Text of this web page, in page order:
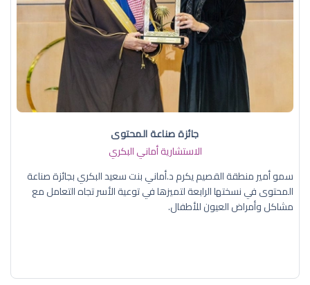
جائزة صناعة المحتوى
الاستشارية أماني البكري
سمو أمير منطقة القصيم يكرم د.أماني بنت سعيد البكري بجائزة صناعة
المحتوى في نسختها الرابعة لتميزها في توعية الأسر تجاه التعامل مع
مشاكل وأمراض العيون للأطفال.